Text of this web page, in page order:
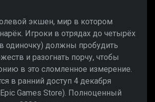
экшен, мир в котором
Игроки в отрядах до четырёх
одиночку) должны пробудить
и разогнать порчу, чтобы
в это сломленное измерение.
в ранний доступ 4 декабря
Games Store). Полноценный